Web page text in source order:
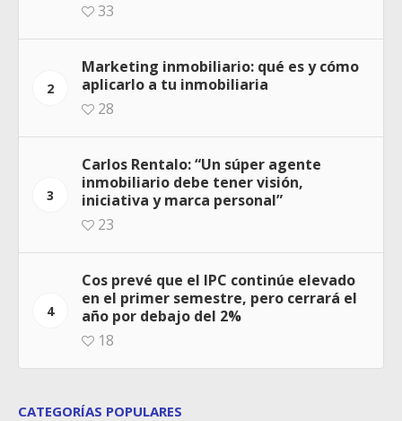
33
2
Marketing inmobiliario: qué es y cómo
aplicarlo a tu inmobiliaria
28
3
Carlos Rentalo: “Un súper agente
inmobiliario debe tener visión,
iniciativa y marca personal”
23
4
Cos prevé que el IPC continúe elevado
en el primer semestre, pero cerrará el
año por debajo del 2%
18
CATEGORÍAS POPULARES